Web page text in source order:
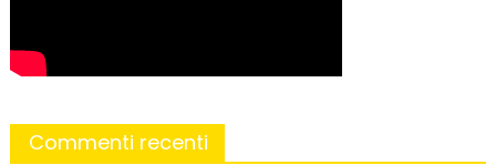
Commenti recenti